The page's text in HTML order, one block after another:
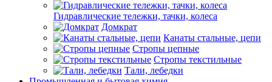
Гидравлические тележки, тачки, колеса
Домкрат
Канаты стальные, цепи
Стропы цепные
Стропы текстильные
Тали, лебедки